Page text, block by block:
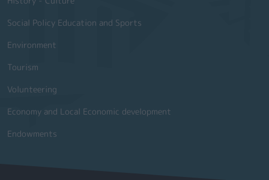
Social Policy Education and Sports
Environment
Tourism
Volunteering
Economy and Local Economic development
Endowments